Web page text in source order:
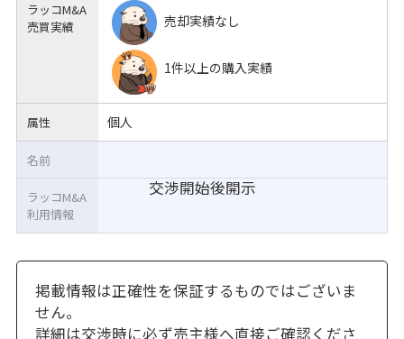
ラッコM&A
売買実績
売却実績なし
1件以上の購入実績
属性 個人
交渉開始後開示
名前
ラッコM&A
利用情報
掲載情報は正確性を保証するものではございま
せん。
詳細は交渉時に必ず売主様へ直接ご確認くださ